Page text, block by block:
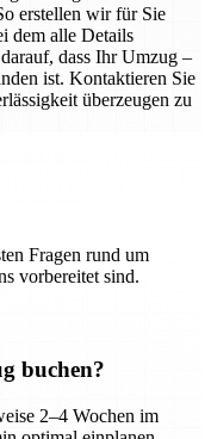
erstellen wir für Sie
dem alle Details
dass Ihr Umzug –
ist. Kontaktieren Sie
überzeugen zu
Fragen rund um
vorbereitet sind.
buchen?
2–4 Wochen im